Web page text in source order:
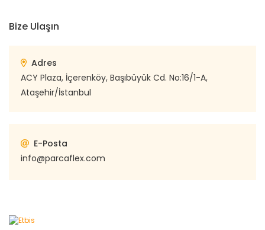
Bize Ulaşın
Adres
ACY Plaza, İçerenköy, Başıbüyük Cd. No:16/1-A,
Ataşehir/İstanbul
E-Posta
info@parcaflex.com